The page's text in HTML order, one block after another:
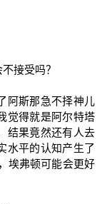
接受吗？
阿斯那急不择神儿
觉得就是阿尔特塔
结果竟然还有人去
水平的认知产生了
埃弗顿可能会更好